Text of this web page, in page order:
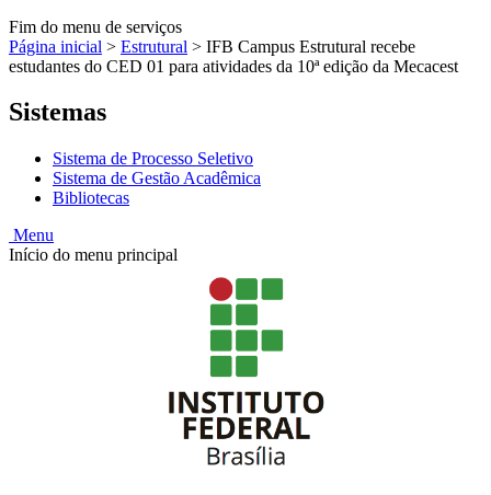
Fim do menu de serviços
Página inicial > Estrutural > IFB Campus Estrutural recebe
estudantes do CED 01 para atividades da 10ª edição da Mecacest
Sistemas
Sistema de Processo Seletivo
Sistema de Gestão Acadêmica
Bibliotecas
Menu
Início do menu principal